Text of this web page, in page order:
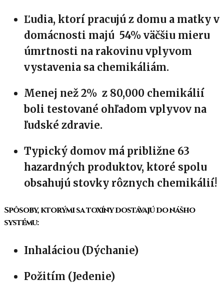
Ľudia, ktorí pracujú z domu a matky v
domácnosti majú 54% väčšiu mieru
úmrtnosti na rakovinu vplyvom
vystavenia sa chemikáliám.
Menej než 2% z 80,000 chemikálií
boli testované ohľadom vplyvov na
ľudské zdravie.
Typický domov má približne 63
hazardných produktov, ktoré spolu
obsahujú stovky rôznych chemikálií!
Spôsoby, ktorými sa toxíny dostávajú do nášho
systému:
Inhaláciou (Dýchanie)
Požitím (Jedenie)